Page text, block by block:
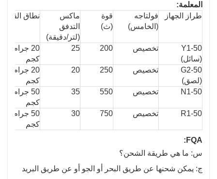
المعلمة:
طراز الجهاز
فولتاجه
(الخامس)
قوة
(ث)
ماكس
التدفق
(لتر/دقيقة)
نطاق
(سائل)
تخصيص 200
25
كجم
G2-50
(لصق)
تخصيص 250
20
كجم
N1-50
تخصيص 550
35
5
كجم
R1-50
تخصيص 750
30
5
كجم
FQA
:
س: ما هي طريقة الشحن؟
ج: يمكن شحنها عن طريق البحر أو الجو أو عن طريق البريد